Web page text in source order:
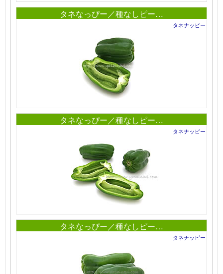
タネなっぴー／種なしピー…
タネナッピー
タネなっぴー／種なしピー…
タネナッピー
タネなっぴー／種なしピー…
タネナッピー